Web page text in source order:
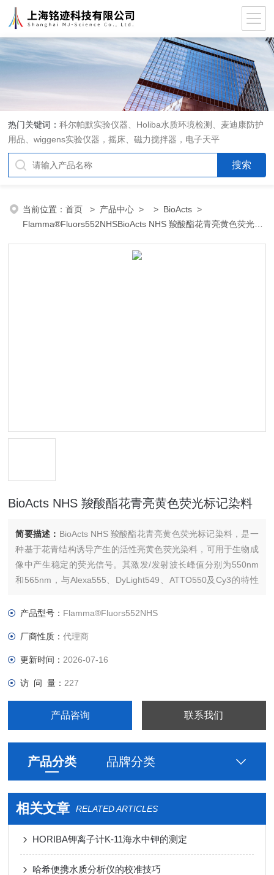
热门关键词：科尔帕默实验仪器、Holiba水质环境检测、麦迪康防护
用品、wiggens实验仪器，摇床、磁力搅拌器，电子天平
当前位置：首页 > 产品中心 > > BioActs > ​
Flamma®Fluors552NHSBioActs NHS 羧酸酯花青亮黄色荧光标
BioActs NHS 羧酸酯花青亮黄色荧光标记染料
简要描述： BioActs NHS 羧酸酯花青亮黄色荧光标记染料，是一
种基于花青结构诱导产生的活性亮黄色荧光染料，可用于生物成
像中产生稳定的荧光信号。其激发/发射波长峰值分别为550nm
和565nm，与Alexa555、DyLight549、ATTO550及Cy3的特性
具有优异的光学性能。
产品型号： ​Flamma®Fluors552NHS
厂商性质：代理商
更新时间： 2026-07-16
访 问 量： 227
产品咨询 联系我们
产品分类 品牌分类
相关文章 RELATED ARTICLES
HORIBA钾离子计K-11海水中钾的测定
哈希便携水质分析仪的校准技巧